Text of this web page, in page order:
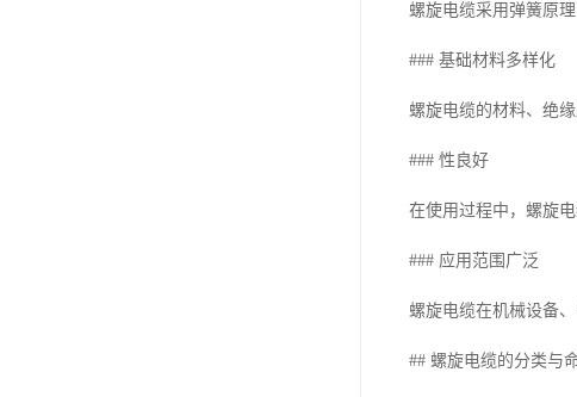
螺旋电缆采用弹簧原
### 基础材料多样化
螺旋电缆的材料、绝
### 性良好
在使用过程中，螺旋
### 应用范围广泛
螺旋电缆在机械设备
## 螺旋电缆的分类与